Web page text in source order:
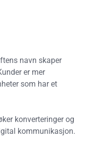
navn skaper
er mer
som har et
konverteringer og
kommunikasjon.